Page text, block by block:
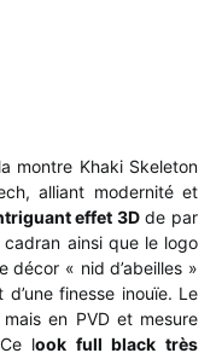
montre Khaki Skeleton
alliant modernité et
effet 3Dde par
ainsi que le logo
décor « nid d’abeilles »
finesse inouïe. Le
en PVD et mesure
look full black très